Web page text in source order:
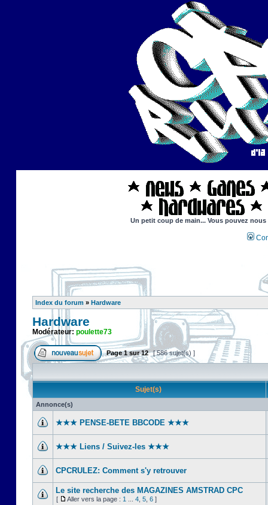
Un petit coup de main... Vous pouvez
Index du forum » Hardware
Hardware
Modérateur: poulette73
Page1sur12 [ 586 sujet(s) ]
Sujet(s)
Annonce(s)
★★★ PENSE-BETE BBCODE ★★★
★★★ Liens / Suivez-les ★★★
CPCRULEZ: Comment s'y retrouver‎
Le site recherche des MAGAZINES AMSTRAD CPC
[ Aller vers la page : 1 4 5 6 ]